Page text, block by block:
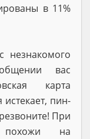
в 11%
незнакомого
вас
карта
пин-
При
на